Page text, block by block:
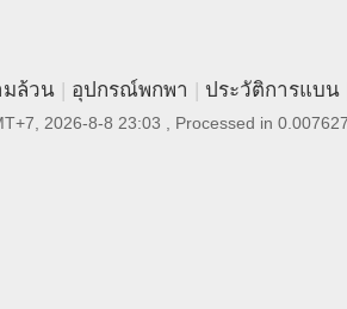
ล้วน | อุปกรณ์พกพา | ประวัติการแบน
2026-8-8 23:03 , Processed in